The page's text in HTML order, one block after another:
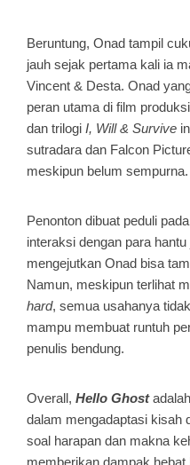
Beruntung, Onad tampil
jauh sejak pertama kali ia
Vincent & Desta. Onad
peran utama di film
dan trilogi I, Will & Survive
sutradara dan Falcon
meskipun belum sempurna.
Penonton dibuat peduli
interaksi dengan para
mengejutkan Onad bisa
Namun, meskipun terlihat
hard, semua usahanya
mampu membuat runtuh
penulis bendung.
Overall, Hello Ghost
dalam mengadaptasi kisah
soal harapan dan makna
memberikan dampak